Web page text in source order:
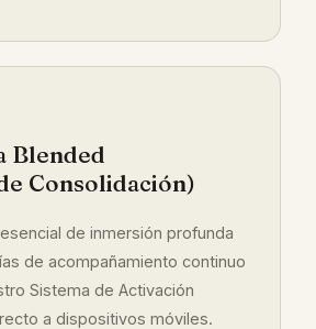
Blended
Consolidación)
de inmersión profunda
de acompañamiento continuo
Sistema de Activación
a dispositivos móviles.